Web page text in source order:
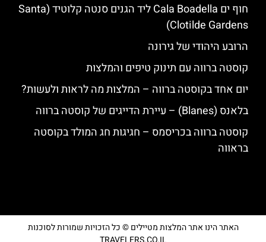
חוף ים Cala Boadella ליד הגנים סנטה קלוטיד (Santa
Clotilde Gardens)
הרובע היהודי של גירונה
קוסטה ברווה עם תינוק טיפים והמלצות
יום אחד בקוסטה ברווה – המלצות מה לראות ולעשות?
בלאנס (Blanes) – עיירת הדייגים של קוסטה ברווה
קוסטה ברווה בכריסמס – חגיגות חג המולד בקוסטה
בראווה
האתר הינו אתר המלצות מטיילים © כל הזכויות שמורות לסוכנות